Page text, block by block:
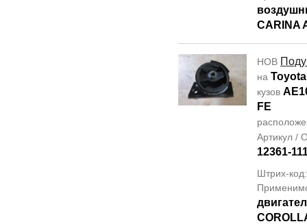
CARINA
НОВ
на
кузов
FE
Артикул /
12361-
Штрих-